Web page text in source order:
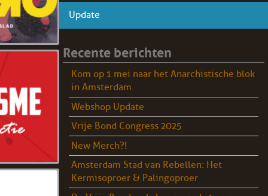
Update
Recente berichten
Kom op 1 mei naar het Anarchistische blok
in Amsterdam
Webshop Update
Vrije Bond Congress 2025
New Merch?!
Amsterdam Stad van Rebellen: Het
Kermisoproer & Palingoproer